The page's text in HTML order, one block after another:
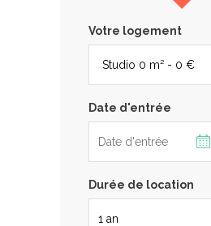
Votre logement
Date d'entrée
Durée de location